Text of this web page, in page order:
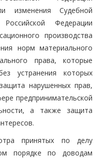
изменения Судебной
Федерации
производства
норм материального
права, которые
устранения которых
нарушенных прав,
предпринимательской
а также защита
принятых по делу
порядке по доводам